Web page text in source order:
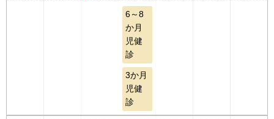
6～8
か月
児健
診
3か月
児健
診